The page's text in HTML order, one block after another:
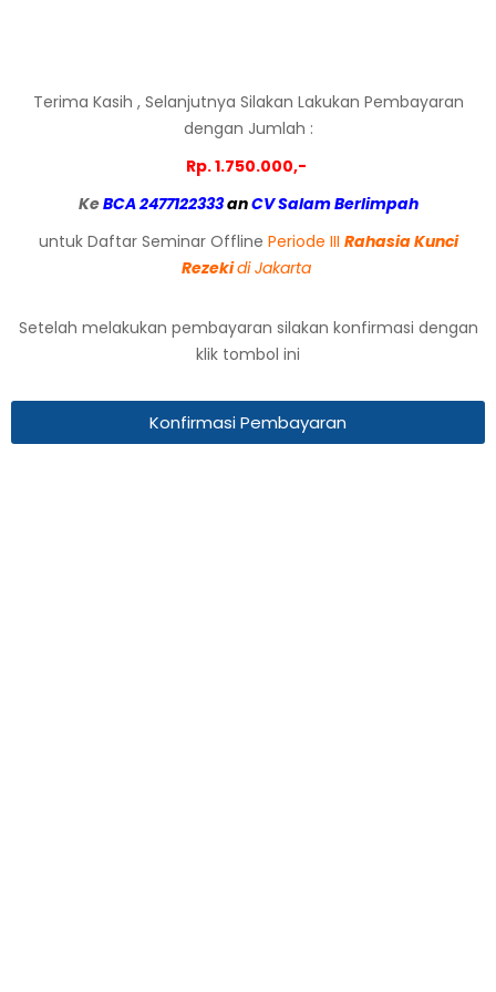
Terima Kasih , Selanjutnya Silakan Lakukan Pembayaran
dengan Jumlah :
Rp. 1.750.000,-
KeBCA 2477122333anCV Salam Berlimpah
untuk Daftar Seminar Offline Periode III Rahasia Kunci
Rezekidi Jakarta
Setelah melakukan pembayaran silakan konfirmasi dengan
klik tombol ini
Konfirmasi Pembayaran